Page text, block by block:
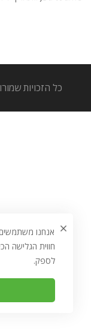
כל הזכויות
אנחנו
חווית הגלישה
לספק.